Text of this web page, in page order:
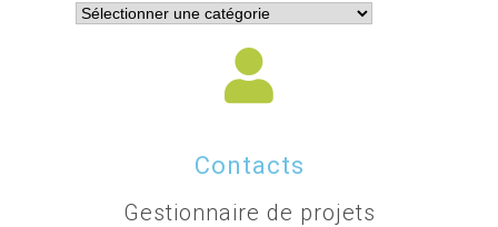
Contacts
Gestionnaire de projets